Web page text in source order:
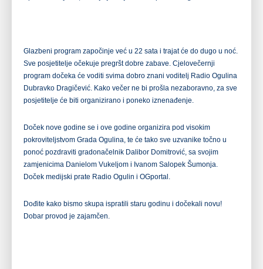
Glazbeni program započinje već u 22 sata i trajat će do dugo u noć.
Sve posjetitelje očekuje pregršt dobre zabave. Cjelovečernji
program dočeka će voditi svima dobro znani voditelj Radio Ogulina
Dubravko Dragičević. Kako večer ne bi prošla nezaboravno, za sve
posjetitelje će biti organizirano i poneko iznenađenje.
Doček nove godine se i ove godine organizira pod visokim
pokroviteljstvom Grada Ogulina, te će tako sve uzvanike točno u
ponoć pozdraviti gradonačelnik Dalibor Domitrović, sa svojim
zamjenicima Danielom Vukeljom i Ivanom Salopek Šumonja.
Doček medijski prate Radio Ogulin i OGportal.
Dođite kako bismo skupa ispratili staru godinu i dočekali novu!
Dobar provod je zajamčen.